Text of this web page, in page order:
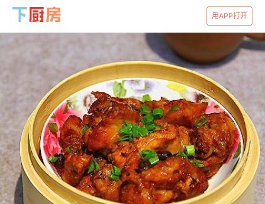
用APP打开